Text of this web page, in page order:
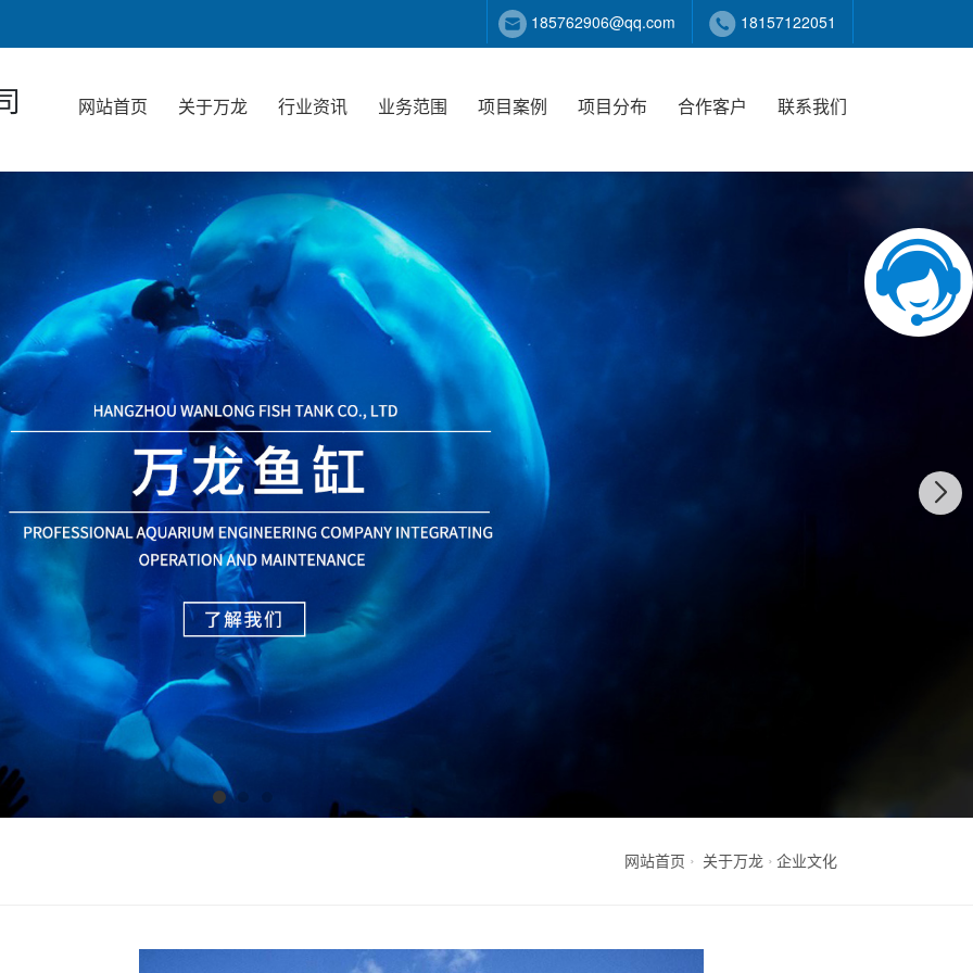
185762906@qq.com 18157122051
网站首页 关于万龙 行业资讯 业务范围 项目案例 项目分布 合作客户 联系我们
网站首页 关于万龙 企业文化